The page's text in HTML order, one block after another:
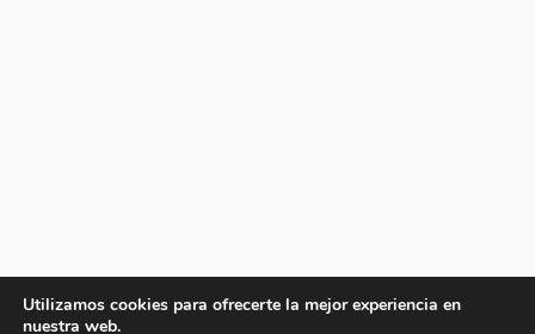
Utilizamos cookies para ofrecerte la mejor experiencia en
nuestra web.